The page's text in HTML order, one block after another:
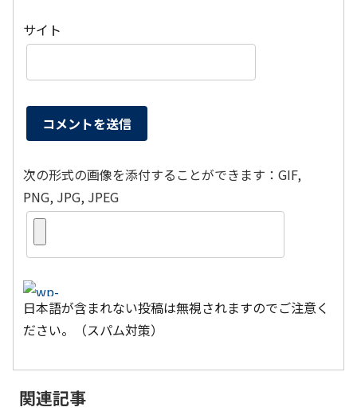
サイト
次の形式の画像を添付することができます：GIF,
PNG, JPG, JPEG
日本語が含まれない投稿は無視されますのでご注意く
ださい。（スパム対策）
関連記事